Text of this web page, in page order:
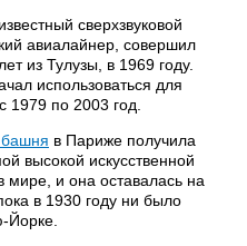
сверхзвуковой
авиалайнер, совершил
из Тулузы, в 1969 году.
использоваться для
1979 по 2003 год.
в Париже получила
высокой искусственной
мире, и она оставалась на
в 1930 году ни было
Йорке.